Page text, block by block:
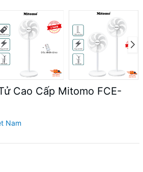
Cao Cấp Mitomo FCE-
Nam